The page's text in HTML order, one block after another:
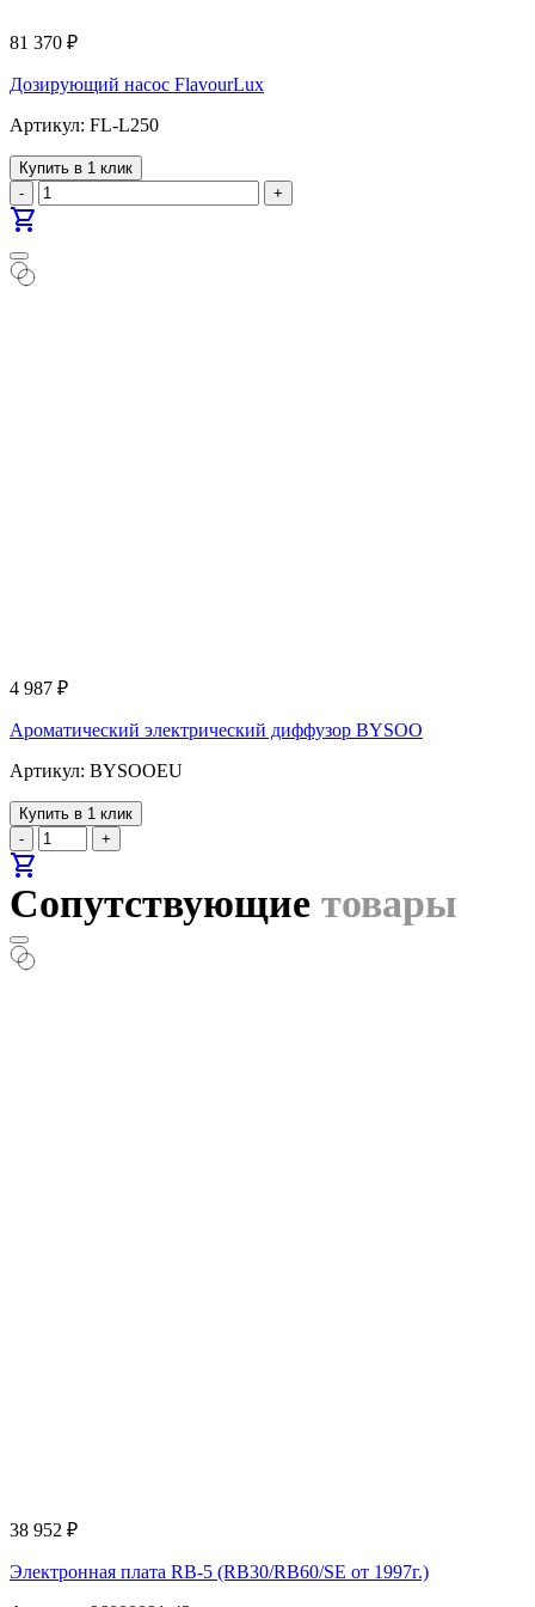
81 370 ₽
Дозирующий насос FlavourLux
Артикул: FL-L250
Купить в 1 клик
-
+
shopping_cart
4 987 ₽
Ароматический электрический диффузор BYSOO
Артикул: BYSOOEU
Купить в 1 клик
-
+
shopping_cart
Сопутствующие товары
38 952 ₽
Электронная плата RB-5 (RB30/RB60/SE от 1997г.)